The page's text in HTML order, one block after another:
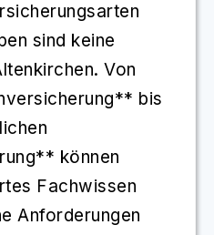
sind keine
Von
bis
können
Fachwissen
Anforderungen